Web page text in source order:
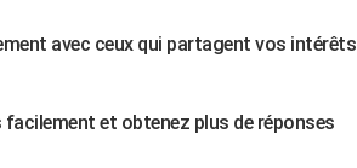
avec ceux qui partagent vos intérêts
et obtenez plus de réponses